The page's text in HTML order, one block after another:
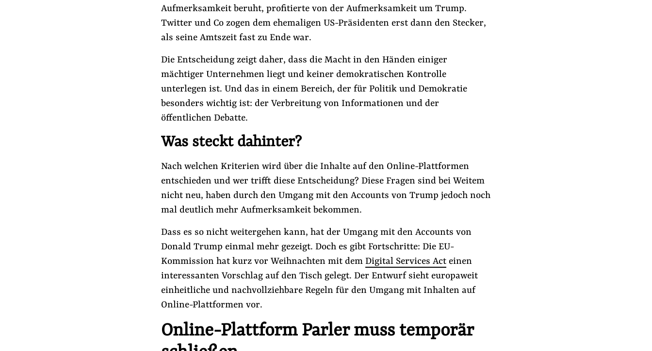
Aufmerksamkeit beruht, profitierte von der Aufmerksamkeit um Trump.
Twitter und Co zogen dem ehemaligen US-Präsidenten erst dann den Stecker,
als seine Amtszeit fast zu Ende war.
Die Entscheidung zeigt daher, dass die Macht in den Händen einiger
mächtiger Unternehmen liegt und keiner demokratischen Kontrolle
unterlegen ist. Und das in einem Bereich, der für Politik und Demokratie
besonders wichtig ist: der Verbreitung von Informationen und der
öffentlichen Debatte.
Was steckt dahinter?
Nach welchen Kriterien wird über die Inhalte auf den Online-Plattformen
entschieden und wer trifft diese Entscheidung? Diese Fragen sind bei Weitem
nicht neu, haben durch den Umgang mit den Accounts von Trump jedoch noch
mal deutlich mehr Aufmerksamkeit bekommen.
Dass es so nicht weitergehen kann, hat der Umgang mit den Accounts von
Donald Trump einmal mehr gezeigt. Doch es gibt Fortschritte: Die EU-
Kommission hat kurz vor Weihnachten mit dem Digital Services Act einen
interessanten Vorschlag auf den Tisch gelegt. Der Entwurf sieht europaweit
einheitliche und nachvollziehbare Regeln für den Umgang mit Inhalten auf
Online-Plattformen vor.
Online-Plattform Parler muss temporär